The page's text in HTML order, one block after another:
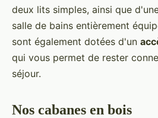
deux lits simples, ainsi que
salle de bains entièrement
sont également dotées d'un
qui vous permet de rester
séjour.
Nos cabanes en bois